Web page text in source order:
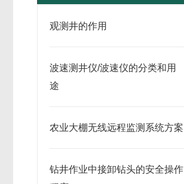
观测井的作用
波速测井仪/波速仪的分类和用
途
农业大棚无线远程监测系统方案
钻井作业中接卸钻头的安全操作